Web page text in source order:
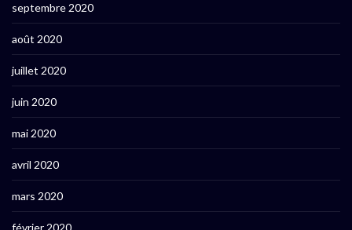
septembre 2020
août 2020
juillet 2020
juin 2020
mai 2020
avril 2020
mars 2020